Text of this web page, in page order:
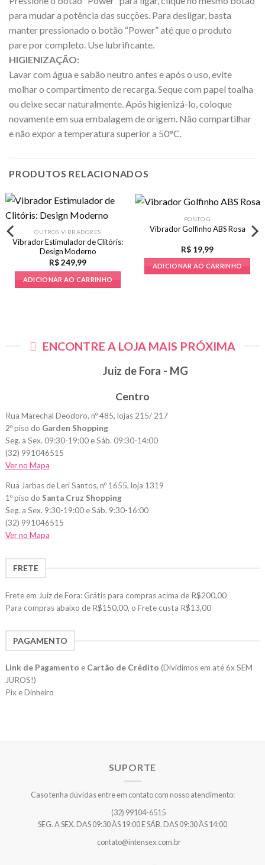
para mudar a potência das sucções. Para desligar, basta
manter pressionado o botão “Power” até que o produto
pare por completo. Use lubrificante.
HIGIENIZAÇÃO:
Lavar com água e sabão neutro antes e após o uso, evite
molhar o compartimento de recarga. Seque com papel toalha
ou deixe secar naturalmente. Após higienizá-lo, coloque
novamente em sua embalagem de origem. Não compartilhar
e não expor a temperatura superior a 50°C.
PRODUTOS RELACIONADOS
OUTROS VIBRADORES
Vibrador Estimulador de Clitóris:
Design Moderno
R$249,99
ADICIONAR AO CARRINHO
PONTO G
Vibrador Golfinho ABS Rosa
R$ 19,99
ADICIONAR AO CARRINHO
ENCONTRE A LOJA MAIS PRÓXIMA
Juiz de Fora - MG
Centro
Rua Marechal Deodoro, nº 485, lojas 215/ 217
2º piso do Garden Shopping
Seg. a Sex. 09:30-19:00 e Sáb. 09:30-14:00
(32) 991046515
Ver no Mapa
Rua Jarbas de Leri Santos, nº 1655, loja 1319
1º piso do Santa Cruz Shopping
Seg. a Sex. 9:30-19:00 e Sáb. 9:30-16:00
(32) 991046515
Ver no Mapa
FRETE
Frete em Juiz de Fora: Grátis para compras acima de R$200,00
Para compras abaixo de R$150,00, o Frete custa R$13,00
PAGAMENTO
Link de Pagamento e Cartão de Crédito (Dividimos em até 6x SEM
JUROS!)
Pix e Dinheiro
SUPORTE
Caso tenha dúvidas entre em contato com nosso atendimento:
(32) 99104-6515
SEG. A SEX. DAS 09:30 ÀS 19:00 E SÁB. DAS 09:30 ÀS 14:00
contato@intensex.com.br